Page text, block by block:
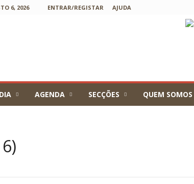
6, 2026 ENTRAR/REGISTAR AJUDA
AGENDA SECÇÕES QUEM SOMOS